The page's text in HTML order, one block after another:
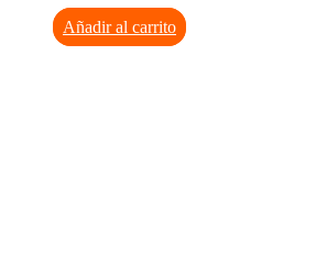
Añadir al carrito